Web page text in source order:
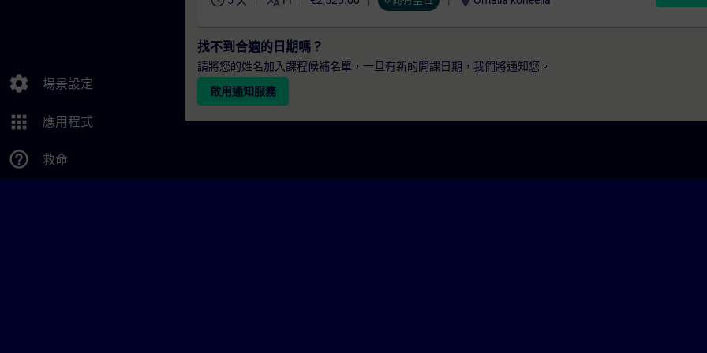
settings 場景設定
apps 應用程式
help_outline 救命
找不到合適的日期嗎？
請將您的姓名加入課程候補名單，一旦有新的開課日期，我們將通知您。
啟用通知服務